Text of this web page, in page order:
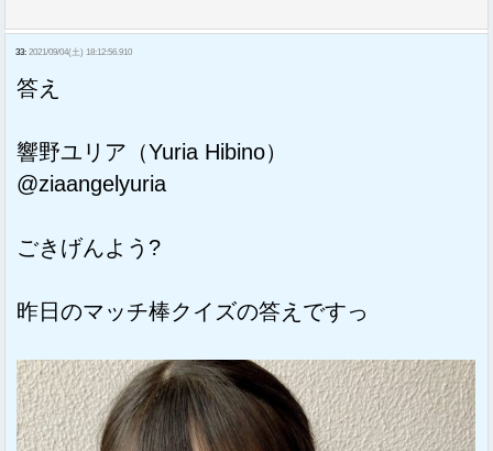
33: 2021/09/04(土) 18:12:56.910
答え
響野ユリア（Yuria Hibino）
@ziaangelyuria
ごきげんよう?
昨日のマッチ棒クイズの答えですっ